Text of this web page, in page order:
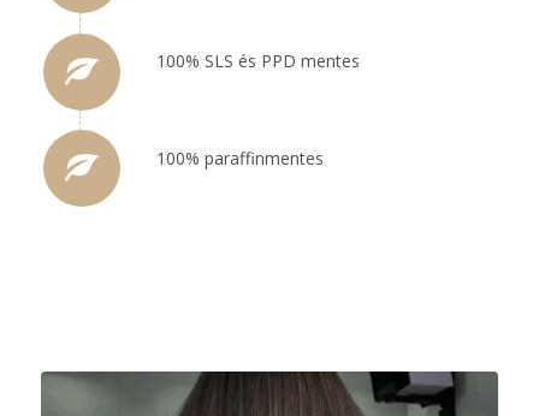
100% SLS és PPD mentes
100% paraffinmentes